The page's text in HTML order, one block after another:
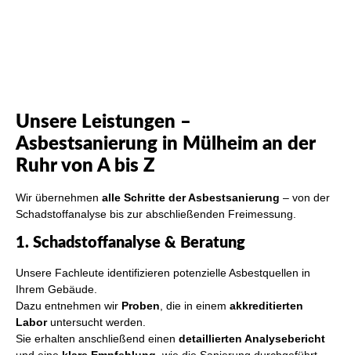
Unsere Leistungen –
Asbestsanierung in Mülheim an der
Ruhr von A bis Z
Wir übernehmen alle Schritte der Asbestsanierung – von der
Schadstoffanalyse bis zur abschließenden Freimessung.
1. Schadstoffanalyse & Beratung
Unsere Fachleute identifizieren potenzielle Asbestquellen in
Ihrem Gebäude.
Dazu entnehmen wir Proben , die in einem akkreditierten
Laboruntersucht werden.
Sie erhalten anschließend einen detaillierten Analysebericht